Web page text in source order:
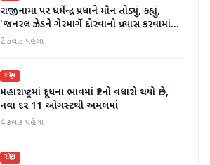
રાજીનામા પર ધર્મેન્દ્ર પ્રધાને મૌન તોડ્યું, કહ્યું,
'જનરલ ઝેડને ગેરમાર્ગે દોરવાનો પ્રયાસ કરવામાં
આવ્યો, મારા માટે પદ મહત્વનું નથી'
2 કલાક પહેલા
રાષ્ટ્રીય
મહારાષ્ટ્રમાં દૂધના ભાવમાં ₹2નો વધારો થયો છે,
નવા દર 11 ઓગસ્ટથી અમલમાં
4 કલાક પહેલા
રાષ્ટ્રીય